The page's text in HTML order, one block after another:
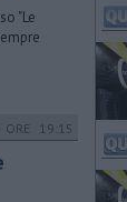
"Le
ORE 19:15